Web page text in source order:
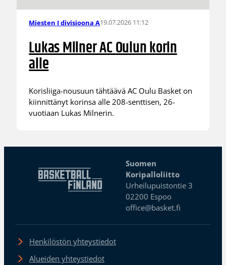
Miesten I divisioona A19.07.2026 11:12
Lukas Milner AC Oulun korin
alle
Korisliiga-nousuun tähtäävä AC Oulu Basket on
kiinnittänyt korinsa alle 208-senttisen, 26-
vuotiaan Lukas Milnerin.
Suomen
Koripalloliitto
Urheilupuistontie 3
02200 Espoo
office@basket.fi
Henkilöstön yhteystiedot
Alueiden yhteystiedot